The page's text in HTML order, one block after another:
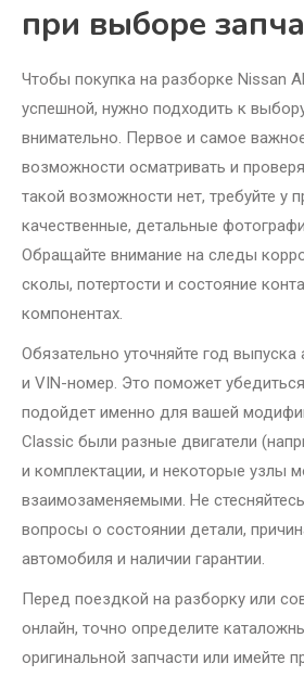
при выборе
Чтобы покупка на разборке Nissan
успешной, нужно подходить к
внимательно. Первое и самое
возможности осматривать и
такой возможности нет, требуйте у
качественные, детальные
Обращайте внимание на следы
сколы, потертости и состояние
компонентах.
Обязательно уточняйте год
и VIN-номер. Это поможет
подойдет именно для вашей
Classic были разные двигатели
и комплектации, и некоторые узлы
взаимозаменяемыми. Не
вопросы о состоянии детали,
автомобиля и наличии гарантии.
Перед поездкой на разборку или
онлайн, точно определите
оригинальной запчасти или имейте